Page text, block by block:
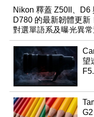
Nikon 釋蓋 Z50II、D6
D780 的最新韌體更新
對選單語系及曝光異常
行修復
望